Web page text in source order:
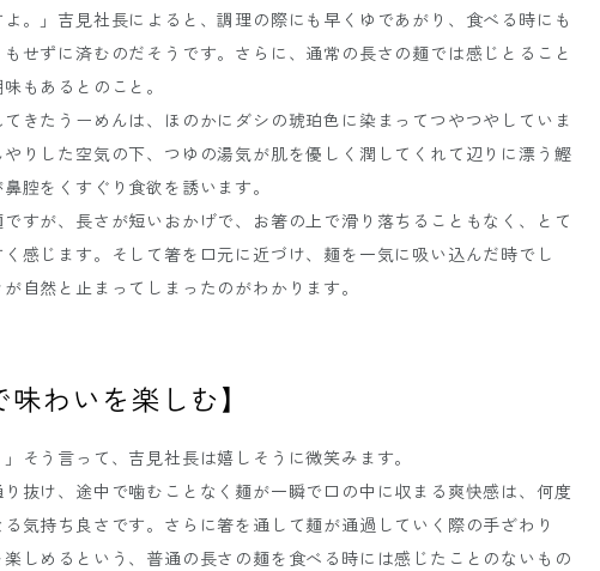
。」吉見社長によると、調理の際にも早くゆであがり、食べる時にも
せずに済むのだそうです。さらに、通常の長さの麺では感じとること
もあるとのこと。
てきたうーめんは、ほのかにダシの琥珀色に染まってつやつやしていま
りした空気の下、つゆの湯気が肌を優しく潤してくれて辺りに漂う鰹
腔をくすぐり食欲を誘います。
すが、長さが短いおかげで、お箸の上で滑り落ちることもなく、とて
感じます。そして箸を口元に近づけ、麺を一気に吸い込んだ時でし
自然と止まってしまったのがわかります。
味わいを楽しむ】
」そう言って、吉見社長は嬉しそうに微笑みます。
抜け、途中で噛むことなく麺が一瞬で口の中に収まる爽快感は、何度
気持ち良さです。さらに箸を通して麺が通過していく際の手ざわり
しめるという、普通の長さの麺を食べる時には感じたことのないもの